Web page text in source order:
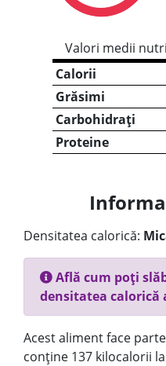
Valori medii
Calorii
Grăsimi
Carbohidrați
Proteine
Densitatea calorică:
Află cum poți
densitatea calorică
Acest aliment face
conține 137 kilocalorii